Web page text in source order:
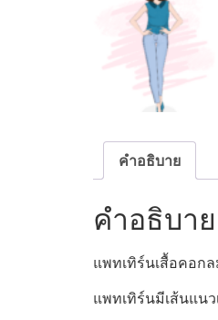
คำอธิบาย
คำอธิบาย
แพทเทิร์นเสื้อคอก
แพทเทิร์นมีเส้นแนว